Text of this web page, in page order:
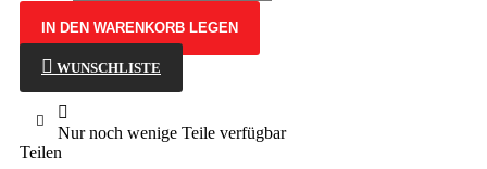
IN DEN WARENKORB LEGEN
WUNSCHLISTE

Nur noch wenige Teile verfügbar
Teilen